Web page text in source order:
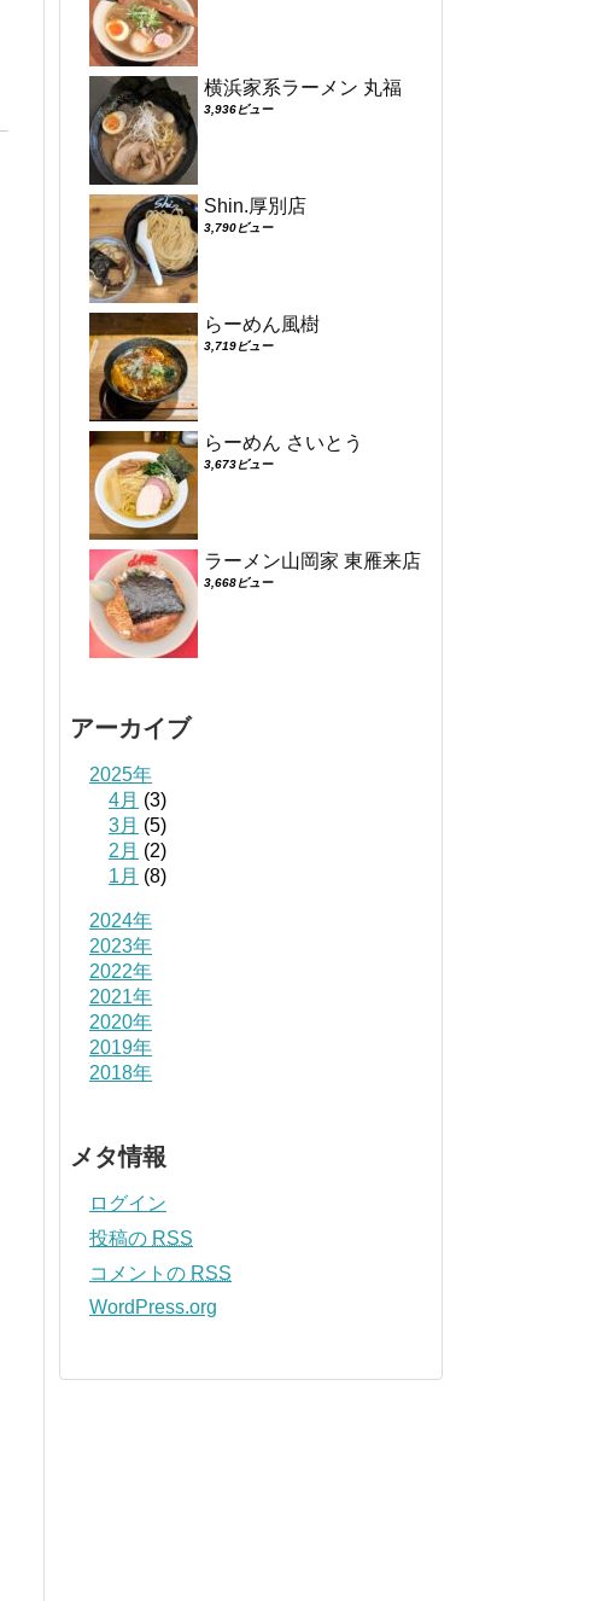
横浜家系ラーメン 丸福
3,936ビュー
Shin.厚別店
3,790ビュー
らーめん風樹
3,719ビュー
らーめん さいとう
3,673ビュー
ラーメン山岡家 東雁来店
3,668ビュー
アーカイブ
2025年
4月 (3)
3月 (5)
2月 (2)
1月 (8)
2024年
2023年
2022年
2021年
2020年
2019年
2018年
メタ情報
ログイン
投稿の RSS
コメントの RSS
WordPress.org